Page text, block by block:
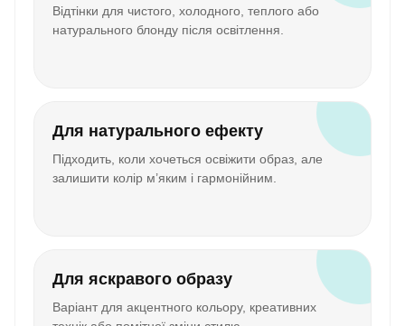
Відтінки для чистого, холодного, теплого або
натурального блонду після освітлення.
Для натурального ефекту
Підходить, коли хочеться освіжити образ, але
залишити колір м’яким і гармонійним.
Для яскравого образу
Варіант для акцентного кольору, креативних